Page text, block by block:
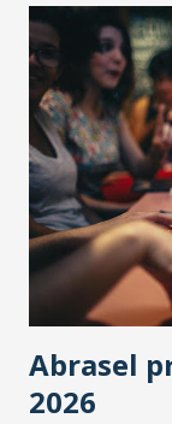
Abrasel
2026